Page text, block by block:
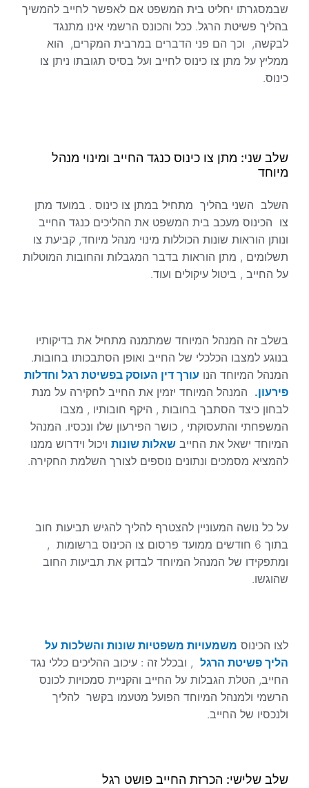
שבמסגרתו יחליט בית המשפט אם לאפשר לחייב להמשיך
בהליך פשיטת הרגל. ככל והכונס הרשמי אינו מתנגד
לבקשה, וכך הם פני הדברים במרבית המקרים, הוא
ממליץ על מתן צו כינוס לחייב ועל בסיס תגובתו ניתן צו
כינוס.
שלב שני: מתן צו כינוס כנגד החייב ומינוי מנהל
מיוחד
השלב השני בהליך מתחיל במתן צו כינוס . במועד מתן
צו הכינוס מעכב בית המשפט את ההליכים כנגד החייב
ונותן הוראות שונות הכוללות מינוי מנהל מיוחד, קביעת צו
תשלומים , מתן הוראות בדבר המגבלות והחובות המוטלות
על החייב , ביטול עיקולים ועוד.
בשלב זה המנהל המיוחד שמתמנה מתחיל את בדיקותיו
בנוגע למצבו הכלכלי של החייב ואופן הסתבכותו בחובות.
המנהל המיוחד הנו עורך דין העוסק בפשיטת רגל וחדלות
פירעון. המנהל המיוחד יזמין את החייב לחקירה על מנת
לבחון כיצד הסתבך בחובות , היקף חובותיו , מצבו
המשפחתי והתעסוקתי , כושר הפירעון שלו ונכסיו. המנהל
המיוחד ישאל את החייב שאלות שונות ויכול וידרוש ממנו
להמציא מסמכים ונתונים נוספים לצורך השלמת החקירה.
על כל נושה המעוניין להצטרף להליך להגיש תביעות חוב
בתוך 6 חודשים ממועד פרסום צו הכינוס ברשומות ,
ומתפקידו של המנהל המיוחד לבדוק את תביעות החוב
שהוגשו.
לצו הכינוס משמעויות משפטיות שונות והשלכות על
הליך פשיטת הרגל , ובכלל זה : עיכוב ההליכים כללי נגד
החייב, הטלת הגבלות על החייב והקניית סמכויות לכונס
הרשמי ולמנהל המיוחד הפועל מטעמו בקשר להליך
ולנכסיו של החייב.
שלב שלישי: הכרזת החייב פושט רגל